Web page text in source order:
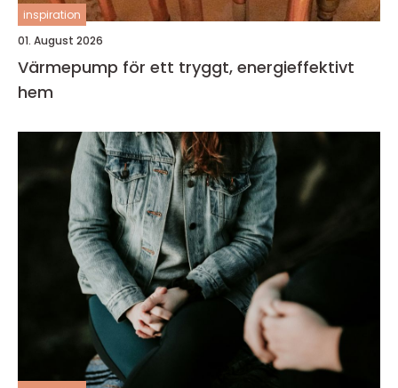
inspiration
01. August 2026
Värmepump för ett tryggt, energieffektivt
hem